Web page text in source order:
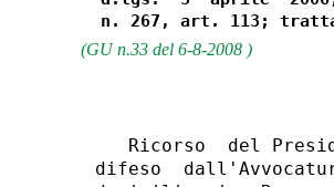
(GU n.33 del 6-8-2008 )
Ricorso  del
difeso